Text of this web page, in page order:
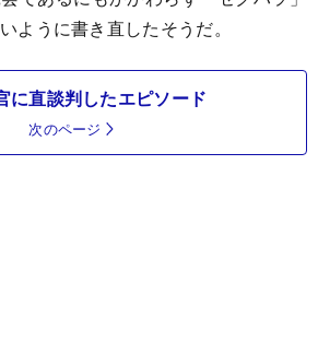
ように書き直したそうだ。
に直談判したエピソード
次のページ